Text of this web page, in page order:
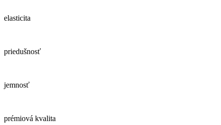
elasticita
priedušnosť
jemnosť
prémiová kvalita